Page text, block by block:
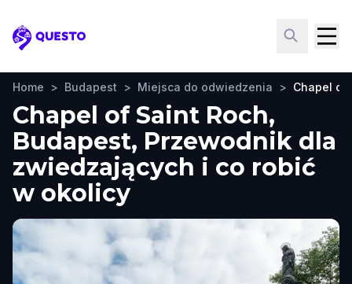
Questo
Home > Budapest > Miejsca do odwiedzenia > Chapel of
Chapel of Saint Roch,
Budapest, Przewodnik dla
zwiedzających i co robić
w okolicy